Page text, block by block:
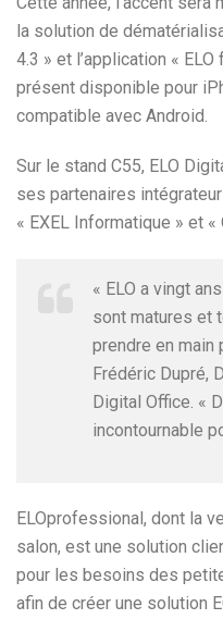
la solution de
4.3 » et l’application «
présent disponible pour
compatible avec Android.
Sur le stand C55, ELO
ses partenaires
« EXEL Informatique » et
« ELO a vingt
sont matures et
prendre en main
Frédéric Dupré,
Digital Office. «
incontournable
ELOprofessional, dont la
salon, est une solution
pour les besoins des
afin de créer une solution